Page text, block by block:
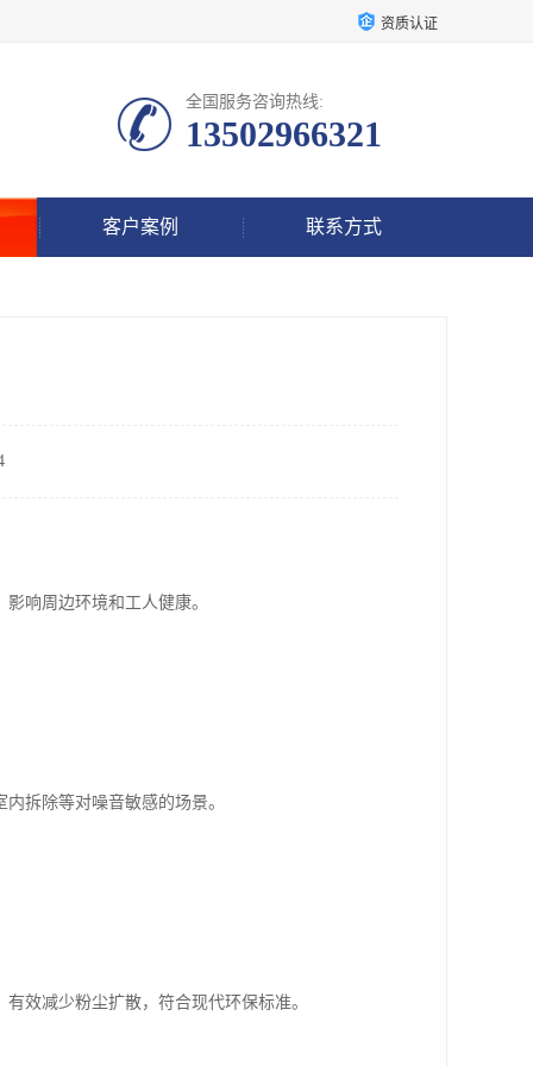
资质认证
全国服务咨询热线:
13502966321
客户案例 联系方式
响周边环境和工人健康。
拆除等对噪音敏感的场景。
效减少粉尘扩散，符合现代环保标准。